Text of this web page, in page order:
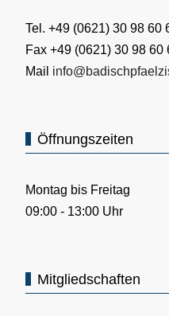
Tel. +49 (0621) 30 98 60
Fax +49 (0621) 30 98 60
Mail
Öffnungszeiten
Montag bis Freitag
09:00 - 13:00 Uhr
Mitgliedschaften